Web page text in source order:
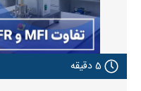
5دقیقه